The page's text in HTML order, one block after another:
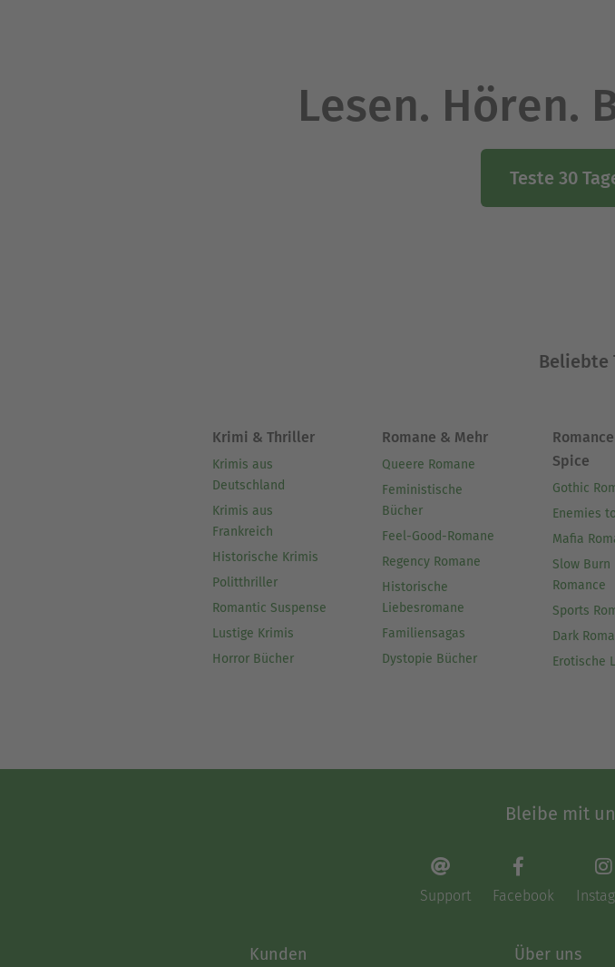
Lesen. Hören.
Teste 30
Beliebte
Krimi & Thriller
Krimis aus
Deutschland
Krimis aus
Frankreich
Historische Krimis
Politthriller
Romantic Suspense
Lustige Krimis
Horror Bücher
Romane & Mehr
Queere Romane
Feministische
Bücher
Feel-Good-Romane
Regency Romane
Historische
Liebesromane
Familiensagas
Dystopie Bücher
Spice
Gothic
Enemies
Mafia
Slow Burn
Romance
Sports
Dark
Erotische
Bleibe mit
Support Facebook
Kunden Über uns